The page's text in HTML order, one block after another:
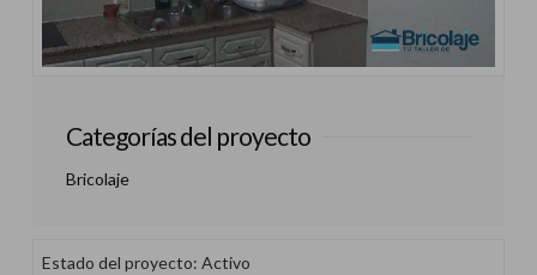
Categorías del proyecto
Bricolaje
Estado del proyecto: Activo